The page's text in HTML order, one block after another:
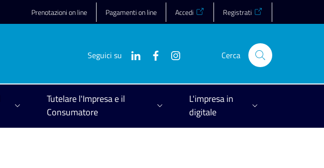
Prenotazioni on line Pagamenti on line Accedi Registrati
Seguici su Cerca
Tutelare l'Impresa e il
Consumatore
L'impresa in
digitale